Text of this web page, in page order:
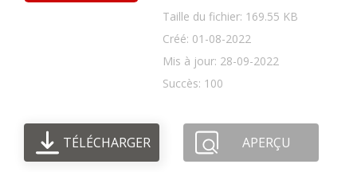
Taille du fichier: 169.55 KB
Créé: 01-08-2022
Mis à jour: 28-09-2022
Succès: 100
TÉLÉCHARGER APERÇU